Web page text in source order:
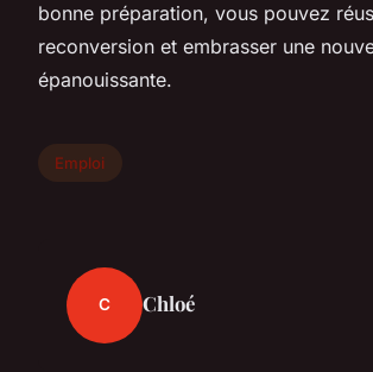
bonne préparation, vous pouvez
reconversion et embrasser une
épanouissante.
Emploi
C Chloé